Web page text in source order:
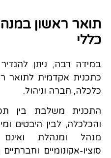
תואר ראשון
כללי
במידה רבה, ניתן
כתכנית אקדמית לתואר
כלכלה, חברה וניהול.
התכנית משלבת בין
והכלכלה, לבין היבטים
מנהל ומנהלת
סוציו-אקונומיים